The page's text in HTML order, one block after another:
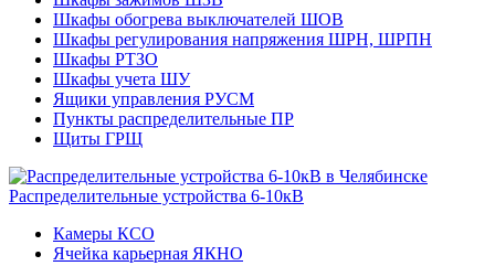
Шкафы обогрева выключателей ШОВ
Шкафы регулирования напряжения ШРН, ШРПН
Шкафы РТЗО
Шкафы учета ШУ
Ящики управления РУСМ
Пункты распределительные ПР
Щиты ГРЩ
Распределительные устройства 6-10кВ
Камеры КСО
Ячейка карьерная ЯКНО